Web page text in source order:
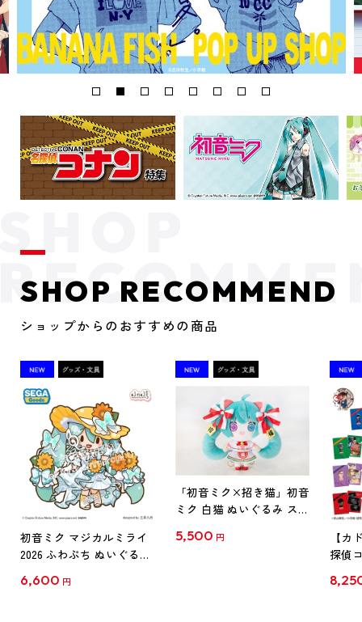
SHOP RECOMMEND
ショップからのおすすめの商品
初音ミク マジカルミライ
2026 ふわぷち ぬいぐるみ
6,600 円
「初音ミク×招き猫」初音
ミク 白猫 ぬいぐるみ スタ
5,500 円
【カ
探偵
クリ